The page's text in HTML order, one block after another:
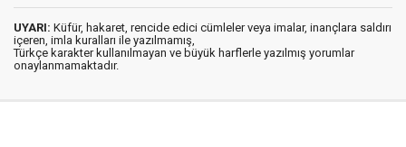
UYARI: Küfür, hakaret, rencide edici cümleler veya imalar, inançlara saldırı
içeren, imla kuralları ile yazılmamış,
Türkçe karakter kullanılmayan ve büyük harflerle yazılmış yorumlar
onaylanmamaktadır.